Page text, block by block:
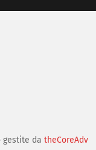
da theCoreAdv